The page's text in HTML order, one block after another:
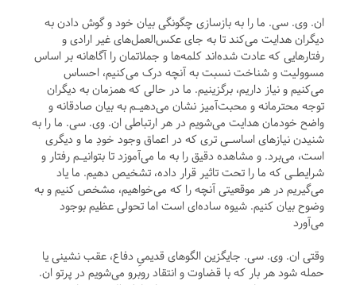
ان. وی. سی. ما را به بازسازی چگونگی بیان خود و گوش دادن به
دیگران هدایت می‌کند تا به جای عکس‌العمل‌های غیر ارادی و
رفتارهایی که عادت شده‌اند کلمه‌ها و جملاتمان را آگاهانه بر اساس
مسوولیت و شناخت نسبت به آنچه درک می‌کنیم، احساس
می‌کنیم و نیاز داریم، برگزینیم. ما در حالی که همزمان به دیگران
توجه محترمانه و محبت‌آمیز نشان می‌دهیـم به بیان صادقانه و
واضح خودمان هدایت می‌شویم در هر ارتباطی ان. وی. سی. ما را به
شنیدن نیازهای اساسـی ‌تری که در اعماق وجود خودِ ما و دیگری
است، می‌برد. و مشاهده دقیق را به ما می‌آموزد تا بتوانیـم رفتار و
شرایطـی که ما را تحت تاثیر قرار داده، تشخیص دهیم. ما یاد
می‌گیریم در هر موقعیتی آنچه را که می‌خواهیم، مشخص کنیم و به
وضوح بیان کنیم. شیوه ساده‌ای است اما تحولی عظیم بوجود
می‌آورد
وقتی ان. وی. سی. جایگزین الگوهای قدیمیِ دفاع، عقب نشینی یا
حمله شود هر بار که با قضاوت و انتقاد روبرو می‌شویم در پرتو ان.